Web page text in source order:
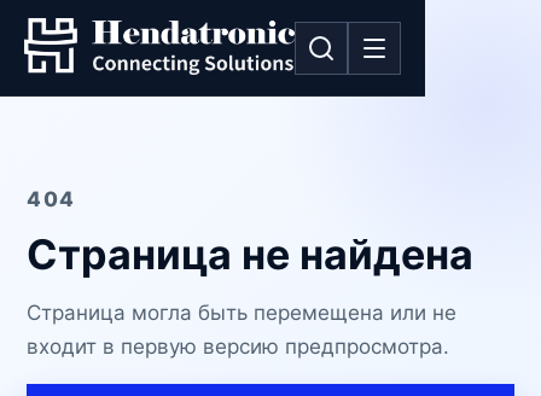
404
Страница не найдена
Страница могла быть перемещена или не
входит в первую версию предпросмотра.